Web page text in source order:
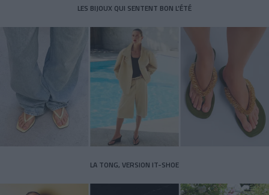
LES BIJOUX QUI SENTENT BON L’ÉTÉ
LA TONG, VERSION IT-SHOE